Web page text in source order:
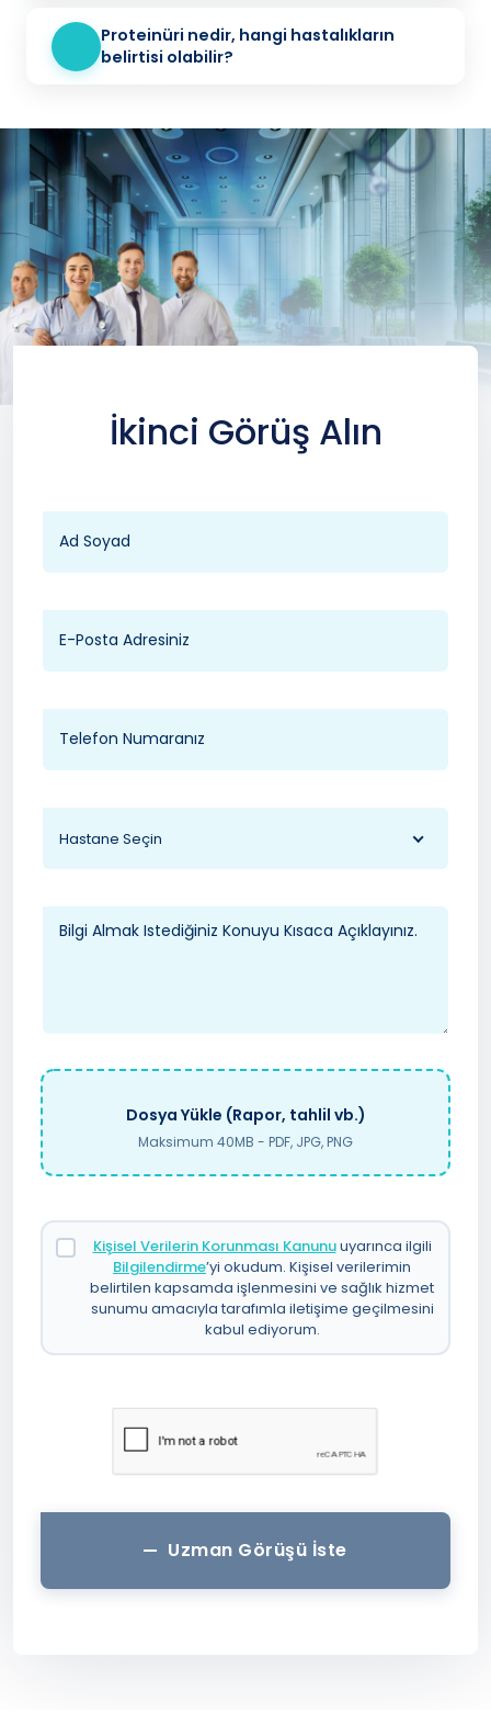
Proteinüri nedir, hangi hastalıkların
belirtisi olabilir?
İkinci Görüş Alın
Hastane Seçin
Dosya Yükle (Rapor, tahlil vb.)
Maksimum 40MB - PDF, JPG, PNG
Kişisel Verilerin Korunması Kanunuuyarınca ilgili
Bilgilendirme’yi okudum. Kişisel verilerimin
belirtilen kapsamda işlenmesini ve sağlık hizmet
sunumu amacıyla tarafımla iletişime geçilmesini
kabul ediyorum.
Uzman Görüşü İste